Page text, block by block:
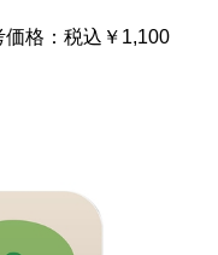
格：税込￥1,100